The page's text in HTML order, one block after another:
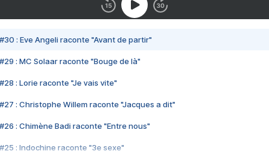
#30 : Eve Angeli raconte "Avant de partir"
#29 : MC Solaar raconte "Bouge de là"
#28 : Lorie raconte "Je vais vite"
#27 : Christophe Willem raconte "Jacques a dit"
#26 : Chimène Badi raconte "Entre nous"
#25 : Indochine raconte "3e sexe"